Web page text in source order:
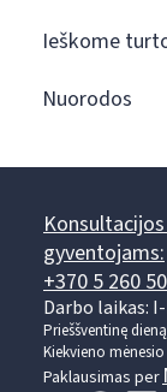
Ieškome
Nuorodos
gyventojams:
+370 5 260
Darbo laikas: I-
Prieššventinę
Kiekvieno
Paklausimas per